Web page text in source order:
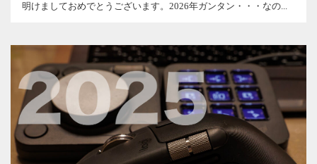
明けましておめでとうございます。2026年ガンタン・・・なの...